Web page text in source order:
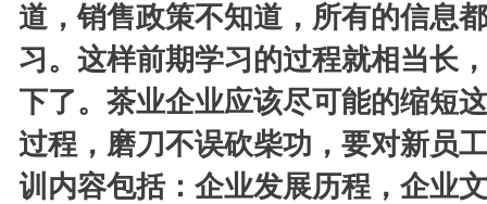
道，销售政策不知道，所有的信息
习。这样前期学习的过程就相当长
下了。茶业企业应该尽可能的缩短
过程，磨刀不误砍柴功，要对新员
训内容包括：企业发展历程，企业